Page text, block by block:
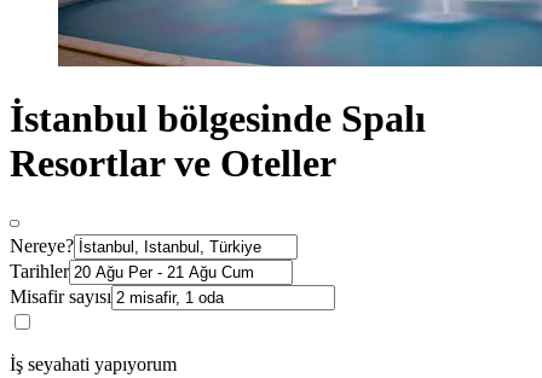
İstanbul bölgesinde Spalı
Resortlar ve Oteller
Nereye?
Tarihler
Misafir sayısı
İş seyahati yapıyorum